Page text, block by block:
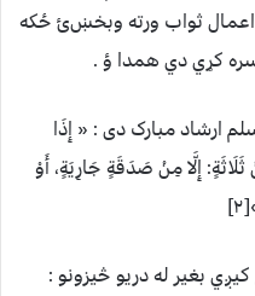
اعمال ثواب ورته وبخښﺉ ځکه
کړي دي همدا ؤ .
ارشاد مبارک دی : « إِذَا
إِلَّا مِنْ صَدَقَةٍ جَارِيَةٍ، أَوْ
بغير له دريو څيزونو :